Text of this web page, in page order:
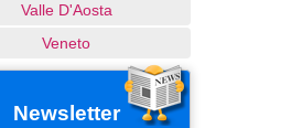
Valle D'Aosta
Veneto
Newsletter